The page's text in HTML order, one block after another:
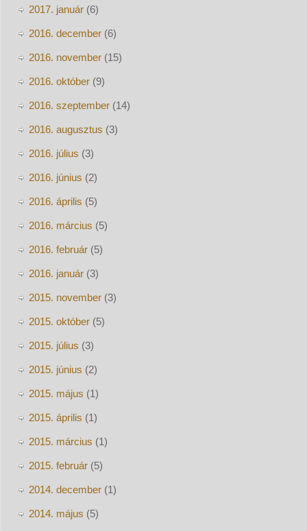
2017. január(6)
2016. december(6)
2016. november(15)
2016. október(9)
2016. szeptember(14)
2016. augusztus (3)
2016. július (3)
2016. június (2)
2016. április (5)
2016. március (5)
2016. február(5)
2016. január(3)
2015. november(3)
2015. október(5)
2015. július (3)
2015. június (2)
2015. május (1)
2015. április (1)
2015. március (1)
2015. február(5)
2014. december(1)
2014. május (5)